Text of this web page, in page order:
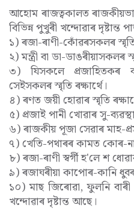
আহোম ৰাজত্বকালত
বিভিন্ন পুখুৰী খন্দোৱাৰ দৃষ্টান্ত
১) ৰজা-ৰাণী-কোঁৱৰসকলৰ স্মৃতি
২) মন্ত্ৰী বা ডা-ডাঙৰীয়াসকলৰ
৩) যিসকলে প্ৰজাহিতকৰ
সেইসকলৰ স্মৃতি ৰক্ষাৰ্থে।
৪) ৰণত জয়ী হোৱাৰ স্মৃতি
৫) প্ৰজাই পানী খোৱাৰ সু-
৬) ৰাজকীয় পূজা সেৱাৰ মাহ-
৭) খেতি-পথাৰৰ কামত কোৰ-
৮) ৰজা-ৰাণী স্বৰ্গী হ'লে শ
৯) ৰজাঘৰীয়া কাপোৰ-কানি
১০) মাছ জিৰোৱা, ফুলনি
খন্দোৱাৰ দৃষ্টান্ত আছে।